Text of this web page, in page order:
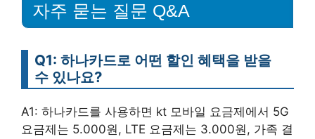
자주 묻는 질문 Q&A
Q1: 하나카드로 어떤 할인 혜택을 받을
수 있나요?
A1: 하나카드를 사용하면 kt 모바일 요금제에서 5G
요금제는 5.000원, LTE 요금제는 3.000원, 가족 결